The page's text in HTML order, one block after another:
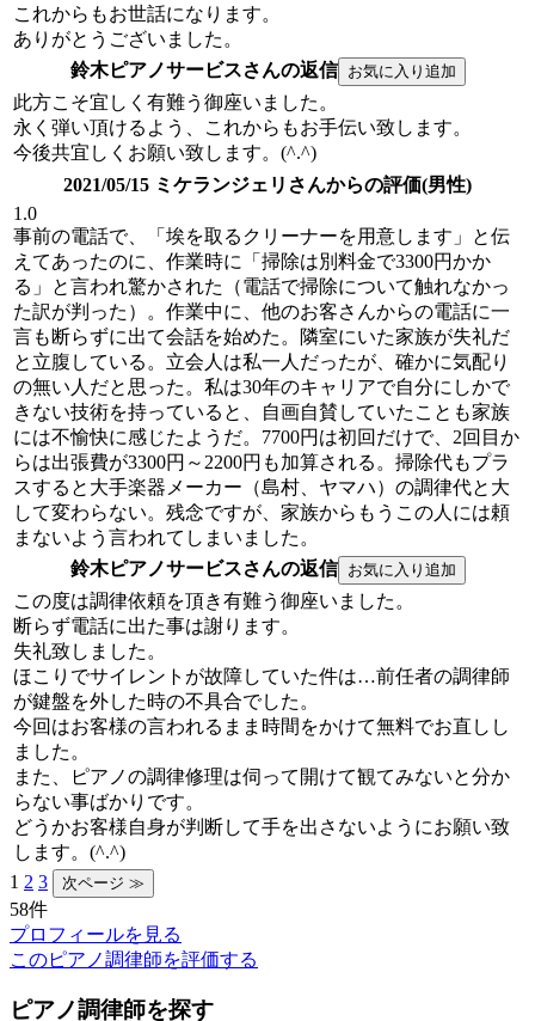
これからもお世話になります。
ありがとうございました。
鈴木ピアノサービスさんの返信
此方こそ宜しく有難う御座いました。
永く弾い頂けるよう、これからもお手伝い致します。
今後共宜しくお願い致します。(^.^)
2021/05/15 ミケランジェリさんからの評価(男性)
1.0
事前の電話で、「埃を取るクリーナーを用意します」と伝
えてあったのに、作業時に「掃除は別料金で3300円かか
る」と言われ驚かされた（電話で掃除について触れなかっ
た訳が判った）。作業中に、他のお客さんからの電話に一
言も断らずに出て会話を始めた。隣室にいた家族が失礼だ
と立腹している。立会人は私一人だったが、確かに気配り
の無い人だと思った。私は30年のキャリアで自分にしかで
きない技術を持っていると、自画自賛していたことも家族
には不愉快に感じたようだ。7700円は初回だけで、2回目か
らは出張費が3300円～2200円も加算される。掃除代もプラ
スすると大手楽器メーカー（島村、ヤマハ）の調律代と大
して変わらない。残念ですが、家族からもうこの人には頼
まないよう言われてしまいました。
鈴木ピアノサービスさんの返信
この度は調律依頼を頂き有難う御座いました。
断らず電話に出た事は謝ります。
失礼致しました。
ほこりでサイレントが故障していた件は…前任者の調律師
が鍵盤を外した時の不具合でした。
今回はお客様の言われるまま時間をかけて無料でお直しし
ました。
また、ピアノの調律修理は伺って開けて観てみないと分か
らない事ばかりです。
どうかお客様自身が判断して手を出さないようにお願い致
します。(^.^)
1 2 3
58件
プロフィールを見る
このピアノ調律師を評価する
ピアノ調律師を探す